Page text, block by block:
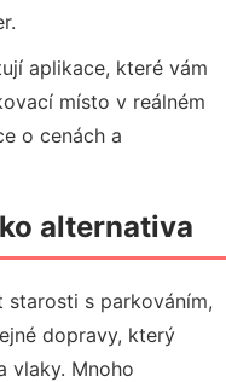
aplikace, které vám
místo v reálném
o cenách a
alternativa
starosti s parkováním,
dopravy, který
vlaky. Mnoho